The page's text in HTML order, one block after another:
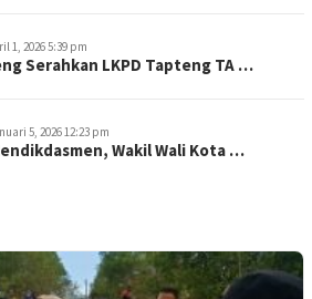
1, 2026 5:39 pm
Serahkan LKPD Tapteng TA …
5, 2026 12:23 pm
Wakil Wali Kota …